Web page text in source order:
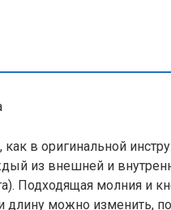
в оригинальной
из внешней и
Подходящая молния и
длину можно изменить,